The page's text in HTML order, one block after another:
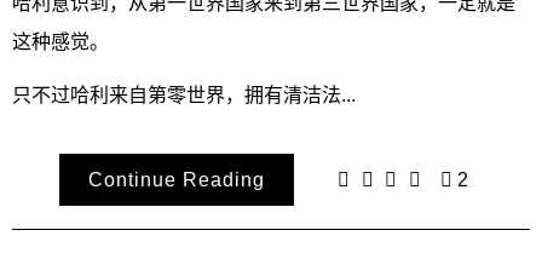
这种感觉。
只不过哈利来自第零世界，拥有清洁法...
Continue Reading 2